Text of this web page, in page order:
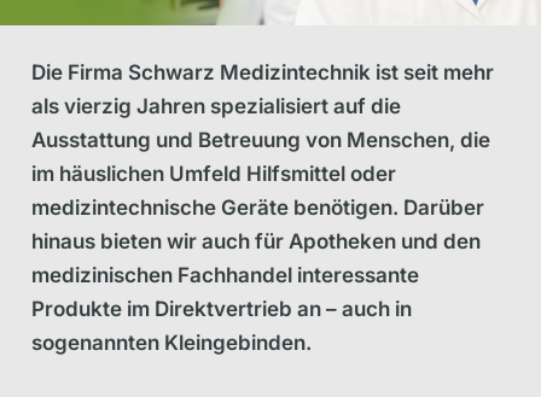
Die Firma Schwarz Medizintechnik ist seit mehr
als vierzig Jahren spezialisiert auf die
Ausstattung und Betreuung von Menschen, die
im häuslichen Umfeld Hilfsmittel oder
medizintechnische Geräte benötigen. Darüber
hinaus bieten wir auch für Apotheken und den
medizinischen Fachhandel interessante
Produkte im Direktvertrieb an – auch in
sogenannten Kleingebinden.